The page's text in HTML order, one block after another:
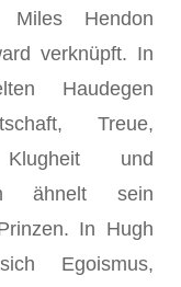
Hendon
verknüpft. In
Haudegen
Treue,
und
ähnelt sein
In Hugh
Egoismus,